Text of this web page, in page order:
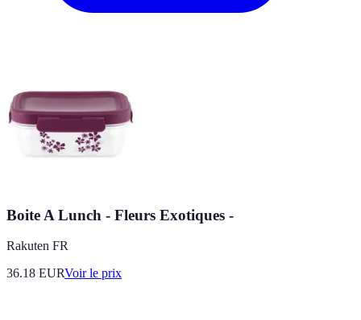
Boite A Lunch - Fleurs Exotiques -
Rakuten FR
36.18 EURVoir le prix